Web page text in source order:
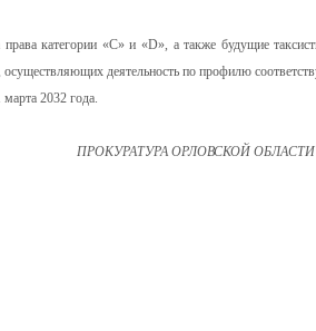
категории «C» и «D», а также будущие
осуществляющих деятельность по профилю
2032 года.
ПРОКУРАТУРА ОРЛОВСКОЙ